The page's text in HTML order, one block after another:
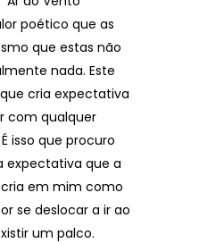
poético que as
que estas não
nada. Este
cria expectativa
com qualquer
isso que procuro
expectativa que a
em mim como
se deslocar a ir ao
um palco.